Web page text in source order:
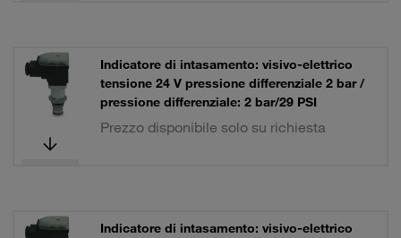
Indicatore di intasamento: visivo-elettrico
tensione 24 V pressione differenziale 2 bar /
pressione differenziale: 2 bar/29 PSI
Prezzo disponibile solo su richiesta
Indicatore di intasamento: visivo-elettrico